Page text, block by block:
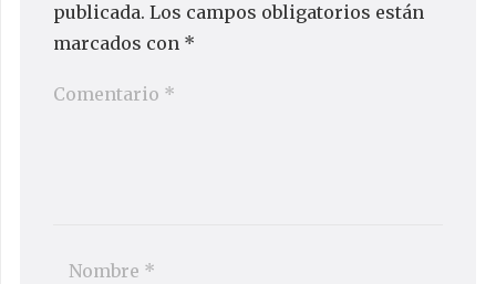
publicada. Los campos obligatorios están
marcados con *